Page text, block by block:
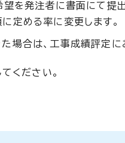
望を発注者に書面にて提
定める率に変更します。
合は、工事成績評定に
ください。